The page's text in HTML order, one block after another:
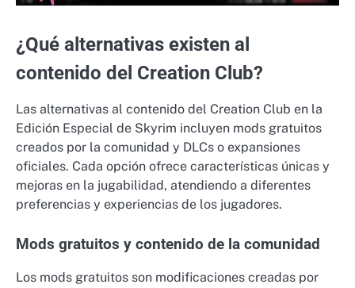
¿Qué alternativas existen al
contenido del Creation Club?
Las alternativas al contenido del Creation Club en la
Edición Especial de Skyrim incluyen mods gratuitos
creados por la comunidad y DLCs o expansiones
oficiales. Cada opción ofrece características únicas y
mejoras en la jugabilidad, atendiendo a diferentes
preferencias y experiencias de los jugadores.
Mods gratuitos y contenido de la comunidad
Los mods gratuitos son modificaciones creadas por